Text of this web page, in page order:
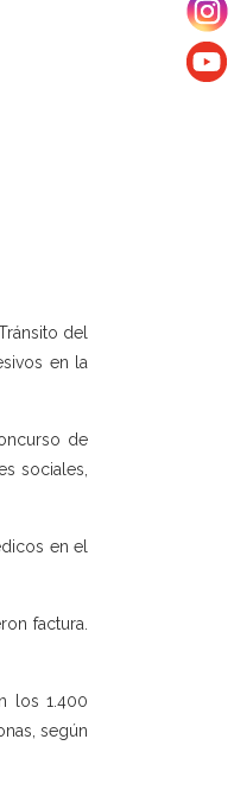
del
en la
de
sociales,
en el
factura.
los 1.400
según